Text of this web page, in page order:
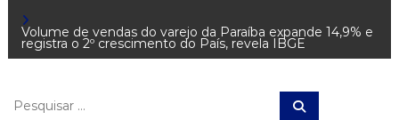
a
v
e
Volume de vendas do varejo da Paraíba expande 14,9% e
registra o 2º crescimento do País, revela IBGE
P
P